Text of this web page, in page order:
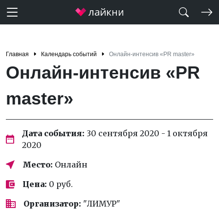
Главная Календарь событий Онлайн-интенсив «PR master»
Онлайн-интенсив «PR
master»
Дата события: 30 сентября 2020 - 1 октября
2020
Место: Онлайн
Цена: 0 руб.
Организатор: "ЛИМУР"